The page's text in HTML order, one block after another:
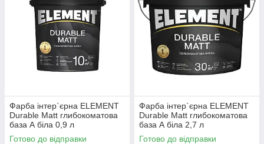
Фарба інтер`єрна ELEMENT
Durable Matt глибокоматова
база А біла 0,9 л
Готово до відправки
Фарба інтер`єрна ELEMENT
Durable Matt глибокоматова
база А біла 2,7 л
Готово до відправки